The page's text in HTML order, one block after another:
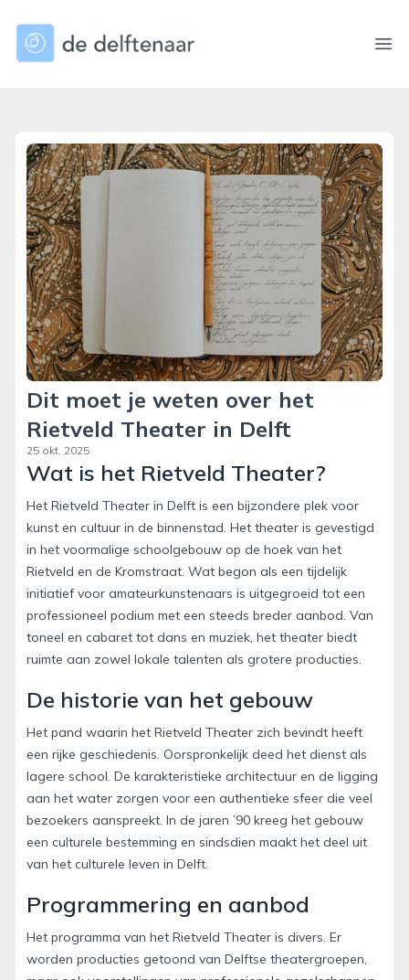
dedelftenaar.nl
Dit moet je weten over het
Rietveld Theater in Delft
25 okt. 2025
Wat is het Rietveld Theater?
Het Rietveld Theater in Delft is een bijzondere plek voor
kunst en cultuur in de binnenstad. Het theater is gevestigd
in het voormalige schoolgebouw op de hoek van het
Rietveld en de Kromstraat. Wat begon als een tijdelijk
initiatief voor amateurkunstenaars is uitgegroeid tot een
professioneel podium met een steeds breder aanbod. Van
toneel en cabaret tot dans en muziek, het theater biedt
ruimte aan zowel lokale talenten als grotere producties.
De historie van het gebouw
Het pand waarin het Rietveld Theater zich bevindt heeft
een rijke geschiedenis. Oorspronkelijk deed het dienst als
lagere school. De karakteristieke architectuur en de ligging
aan het water zorgen voor een authentieke sfeer die veel
bezoekers aanspreekt. In de jaren ’90 kreeg het gebouw
een culturele bestemming en sindsdien maakt het deel uit
van het culturele leven in Delft.
Programmering en aanbod
Het programma van het Rietveld Theater is divers. Er
worden producties getoond van Delftse theatergroepen,